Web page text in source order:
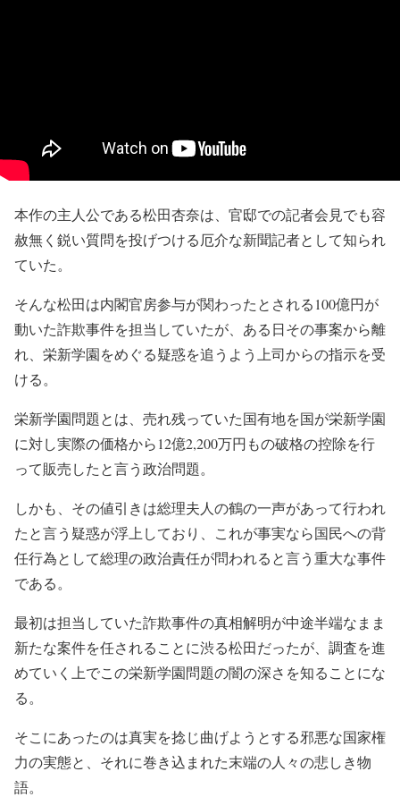
本作の主人公である松田杏奈は、官邸での記者会見でも容
赦無く鋭い質問を投げつける厄介な新聞記者として知られ
ていた。
そんな松田は内閣官房参与が関わったとされる100億円が
動いた詐欺事件を担当していたが、ある日その事案から離
れ、栄新学園をめぐる疑惑を追うよう上司からの指示を受
ける。
栄新学園問題とは、売れ残っていた国有地を国が栄新学園
に対し実際の価格から12億2,200万円もの破格の控除を行
って販売したと言う政治問題。
しかも、その値引きは総理夫人の鶴の一声があって行われ
たと言う疑惑が浮上しており、これが事実なら国民への背
任行為として総理の政治責任が問われると言う重大な事件
である。
最初は担当していた詐欺事件の真相解明が中途半端なまま
新たな案件を任されることに渋る松田だったが、調査を進
めていく上でこの栄新学園問題の闇の深さを知ることにな
る。
そこにあったのは真実を捻じ曲げようとする邪悪な国家権
力の実態と、それに巻き込まれた末端の人々の悲しき物
語。